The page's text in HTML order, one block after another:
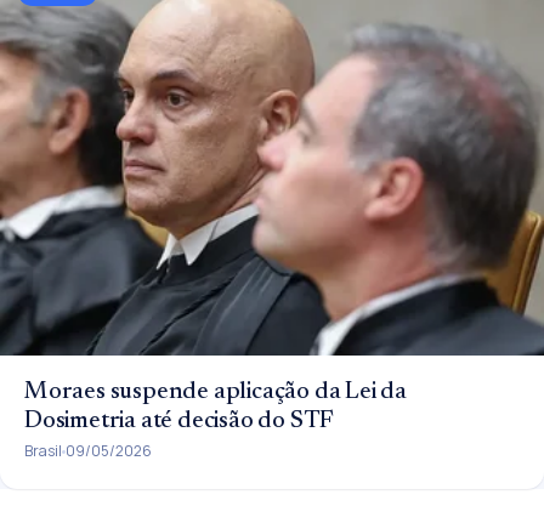
Moraes suspende aplicação da Lei da
Dosimetria até decisão do STF
Brasil 09/05/2026